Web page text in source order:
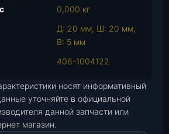
0,000 кг
Д: 20 мм, Ш: 20 мм,
В: 5 мм
406-1004122
носят информативный
уточняйте в официальной
данной запчасти или
магазин.